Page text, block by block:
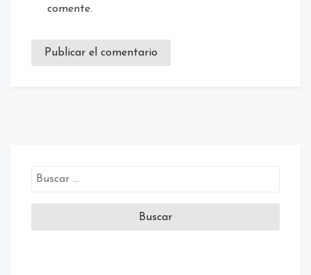
comente.
Buscar: